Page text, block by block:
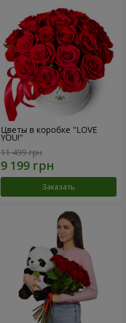
Цветы в коробке "LOVE
YOU!"
11 499 грн
Заказать